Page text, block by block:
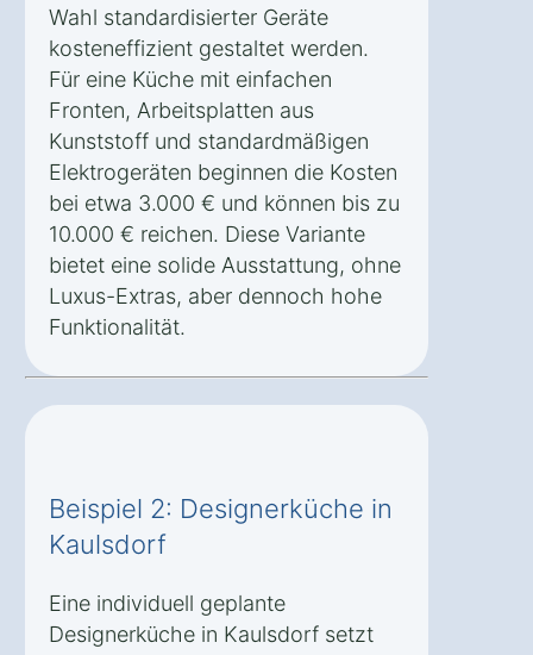
Wahl standardisierter Geräte
kosteneffizient gestaltet werden.
Für eine Küche mit einfachen
Fronten, Arbeitsplatten aus
Kunststoff und standardmäßigen
Elektrogeräten beginnen die Kosten
bei etwa 3.000 € und können bis zu
10.000 € reichen. Diese Variante
bietet eine solide Ausstattung, ohne
Luxus-Extras, aber dennoch hohe
Funktionalität.
Beispiel 2: Designerküche in
Kaulsdorf
Eine individuell geplante
Designerküche in Kaulsdorf setzt